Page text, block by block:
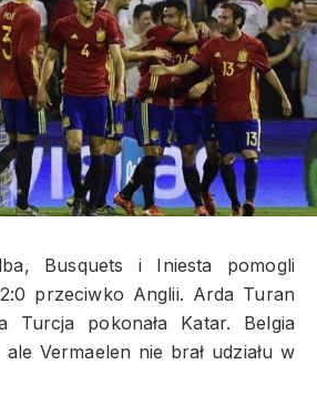
Busquets i Iniesta pomogli
przeciwko Anglii. Arda Turan
Turcja pokonała Katar. Belgia
ale Vermaelen nie brał udziału w